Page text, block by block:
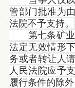
管部门批准为
法院不予支持。
第七条矿业
法定无效情形
务或者转让人
人民法院应予
履行条件的除外